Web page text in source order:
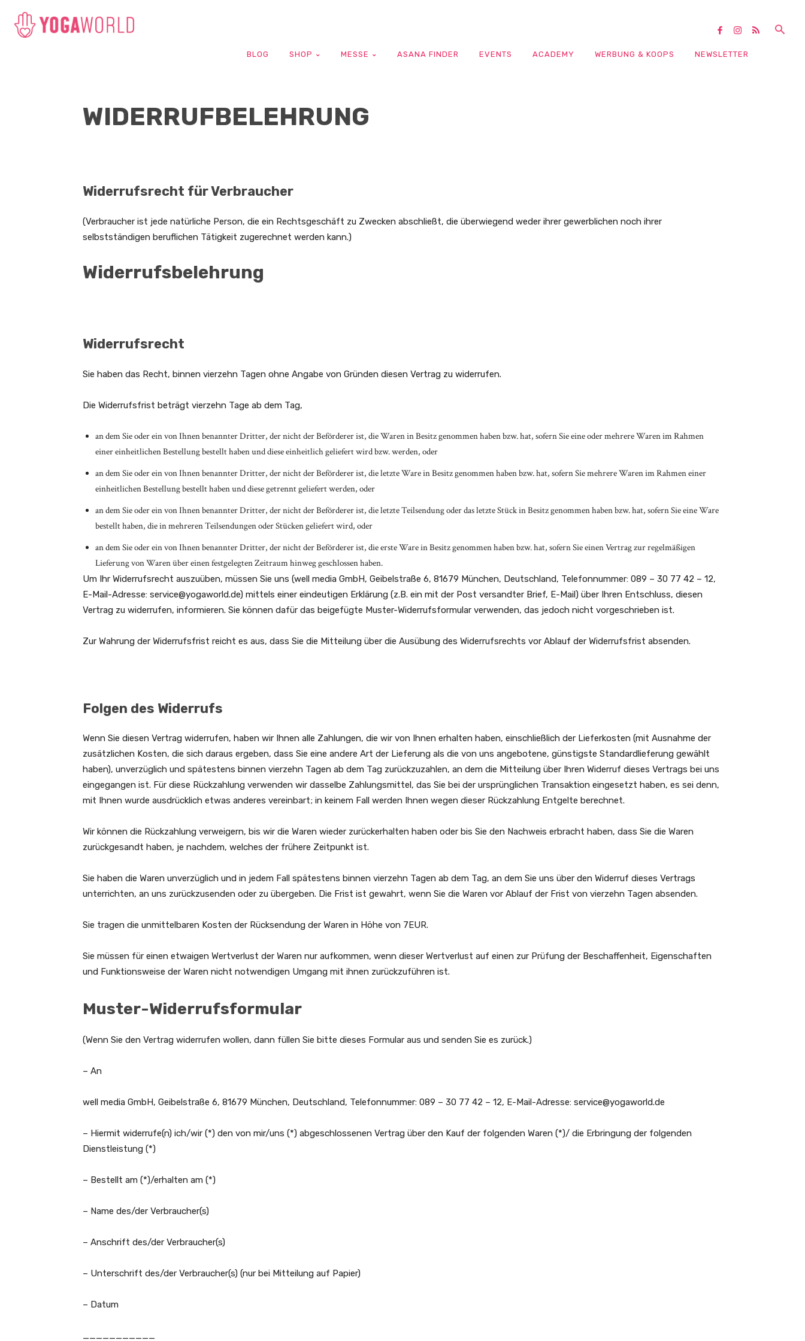
BLOG SHOP MESSE ASANA FINDER EVENTS ACADEMY WERBUNG & KOOPS NEWSLETTER
WIDERRUFBELEHRUNG
Widerrufsrecht für Verbraucher
(Verbraucher ist jede natürliche Person, die ein Rechtsgeschäft zu Zwecken abschließt, die überwiegend weder ihrer gewerblichen noch ihrer
selbstständigen beruflichen Tätigkeit zugerechnet werden kann.)
Widerrufsbelehrung
Widerrufsrecht
Sie haben das Recht, binnen vierzehn Tagen ohne Angabe von Gründen diesen Vertrag zu widerrufen.
Die Widerrufsfrist beträgt vierzehn Tage ab dem Tag,
an dem Sie oder ein von Ihnen benannter Dritter, der nicht der Beförderer ist, die Waren in Besitz genommen haben bzw. hat, sofern Sie eine oder mehrere Waren im Rahmen
einer einheitlichen Bestellung bestellt haben und diese einheitlich geliefert wird bzw. werden, oder
an dem Sie oder ein von Ihnen benannter Dritter, der nicht der Beförderer ist, die letzte Ware in Besitz genommen haben bzw. hat, sofern Sie mehrere Waren im Rahmen einer
einheitlichen Bestellung bestellt haben und diese getrennt geliefert werden, oder
an dem Sie oder ein von Ihnen benannter Dritter, der nicht der Beförderer ist, die letzte Teilsendung oder das letzte Stück in Besitz genommen haben bzw. hat, sofern Sie eine Ware
bestellt haben, die in mehreren Teilsendungen oder Stücken geliefert wird, oder
an dem Sie oder ein von Ihnen benannter Dritter, der nicht der Beförderer ist, die erste Ware in Besitz genommen haben bzw. hat, sofern Sie einen Vertrag zur regelmäßigen
Lieferung von Waren über einen festgelegten Zeitraum hinweg geschlossen haben.
Um Ihr Widerrufsrecht auszuüben, müssen Sie uns (well media GmbH, Geibelstraße 6, 81679 München, Deutschland, Telefonnummer: 089 – 30 77 42 – 12,
E-Mail-Adresse: service@yogaworld.de) mittels einer eindeutigen Erklärung (z.B. ein mit der Post versandter Brief, E-Mail) über Ihren Entschluss, diesen
Vertrag zu widerrufen, informieren. Sie können dafür das beigefügte Muster-Widerrufsformular verwenden, das jedoch nicht vorgeschrieben ist.
Zur Wahrung der Widerrufsfrist reicht es aus, dass Sie die Mitteilung über die Ausübung des Widerrufsrechts vor Ablauf der Widerrufsfrist absenden.
Folgen des Widerrufs
Wenn Sie diesen Vertrag widerrufen, haben wir Ihnen alle Zahlungen, die wir von Ihnen erhalten haben, einschließlich der Lieferkosten (mit Ausnahme der
zusätzlichen Kosten, die sich daraus ergeben, dass Sie eine andere Art der Lieferung als die von uns angebotene, günstigste Standardlieferung gewählt
haben), unverzüglich und spätestens binnen vierzehn Tagen ab dem Tag zurückzuzahlen, an dem die Mitteilung über Ihren Widerruf dieses Vertrags bei uns
eingegangen ist. Für diese Rückzahlung verwenden wir dasselbe Zahlungsmittel, das Sie bei der ursprünglichen Transaktion eingesetzt haben, es sei denn,
mit Ihnen wurde ausdrücklich etwas anderes vereinbart; in keinem Fall werden Ihnen wegen dieser Rückzahlung Entgelte berechnet.
Wir können die Rückzahlung verweigern, bis wir die Waren wieder zurückerhalten haben oder bis Sie den Nachweis erbracht haben, dass Sie die Waren
zurückgesandt haben, je nachdem, welches der frühere Zeitpunkt ist.
Sie haben die Waren unverzüglich und in jedem Fall spätestens binnen vierzehn Tagen ab dem Tag, an dem Sie uns über den Widerruf dieses Vertrags
unterrichten, an uns zurückzusenden oder zu übergeben. Die Frist ist gewahrt, wenn Sie die Waren vor Ablauf der Frist von vierzehn Tagen absenden.
Sie tragen die unmittelbaren Kosten der Rücksendung der Waren in Höhe von 7EUR.
Sie müssen für einen etwaigen Wertverlust der Waren nur aufkommen, wenn dieser Wertverlust auf einen zur Prüfung der Beschaffenheit, Eigenschaften
und Funktionsweise der Waren nicht notwendigen Umgang mit ihnen zurückzuführen ist.
Muster-Widerrufsformular
(Wenn Sie den Vertrag widerrufen wollen, dann füllen Sie bitte dieses Formular aus und senden Sie es zurück.)
– An
well media GmbH, Geibelstraße 6, 81679 München, Deutschland, Telefonnummer: 089 – 30 77 42 – 12, E-Mail-Adresse: service@yogaworld.de
– Hiermit widerrufe(n) ich/wir (*) den von mir/uns (*) abgeschlossenen Vertrag über den Kauf der folgenden Waren (*)/ die Erbringung der folgenden
Dienstleistung (*)
– Bestellt am (*)/erhalten am (*)
– Name des/der Verbraucher(s)
– Anschrift des/der Verbraucher(s)
– Unterschrift des/der Verbraucher(s) (nur bei Mitteilung auf Papier)
– Datum
___________